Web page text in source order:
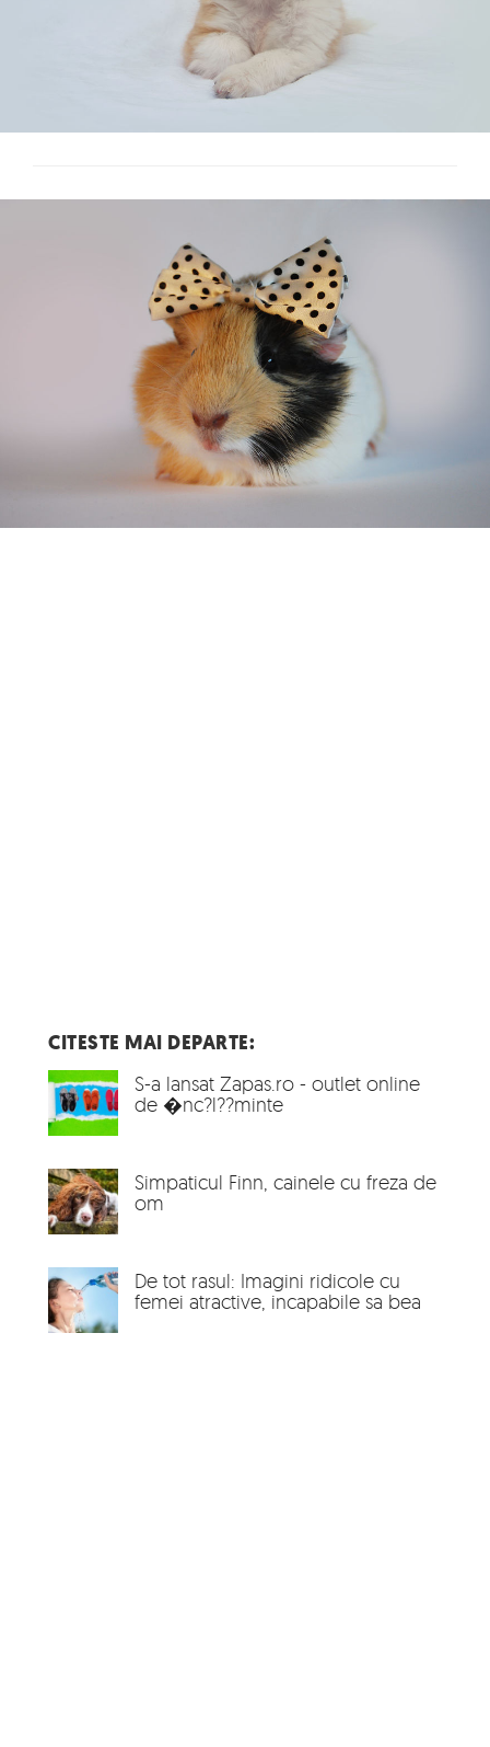
CITESTE MAI DEPARTE:
S-a lansat Zapas.ro - outlet online
de �nc?l??minte
Simpaticul Finn, cainele cu freza de
om
De tot rasul: Imagini ridicole cu
femei atractive, incapabile sa bea